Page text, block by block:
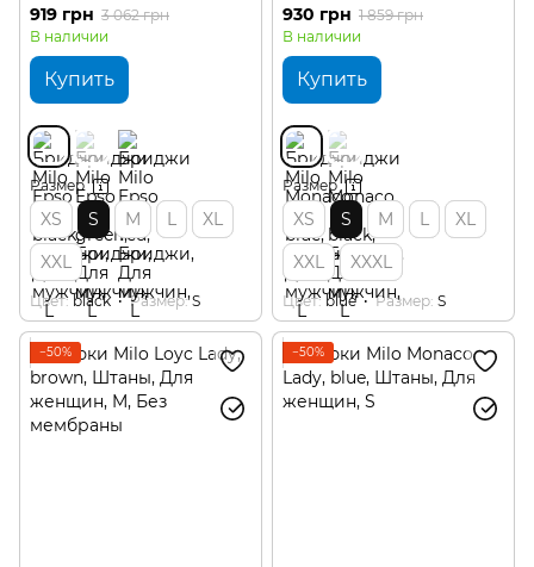
919 грн 3 062 грн
В наличии
Купить
Размер
XS S M L
XL
XXL
Цвет black Размер S
930 грн 1 859 грн
В наличии
Купить
Размер
XS S M L
XL
XXL
XXXL
Цвет blue Размер S
−50% −50%